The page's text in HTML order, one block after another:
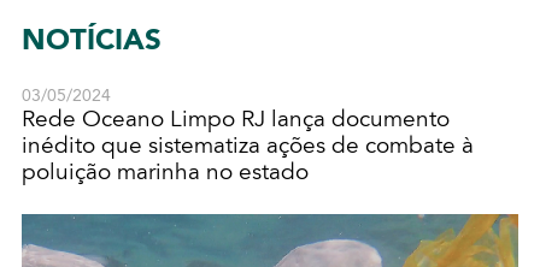
NOTÍCIAS
03/05/2024
Rede Oceano Limpo RJ lança documento
inédito que sistematiza ações de combate à
poluição marinha no estado